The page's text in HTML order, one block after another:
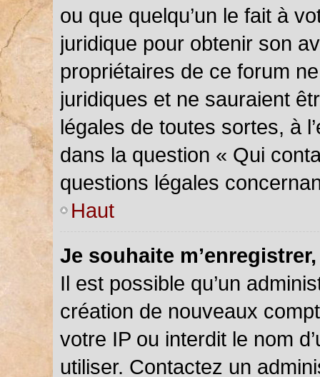
ou que quelqu’un le fait à
juridique pour obtenir son
propriétaires de ce forum
juridiques et ne sauraient
légales de toutes sortes, à
dans la question « Qui
questions légales
Haut
Je souhaite
Il est possible qu’un
création de nouveaux
votre IP ou interdit le nom
utiliser. Contactez un